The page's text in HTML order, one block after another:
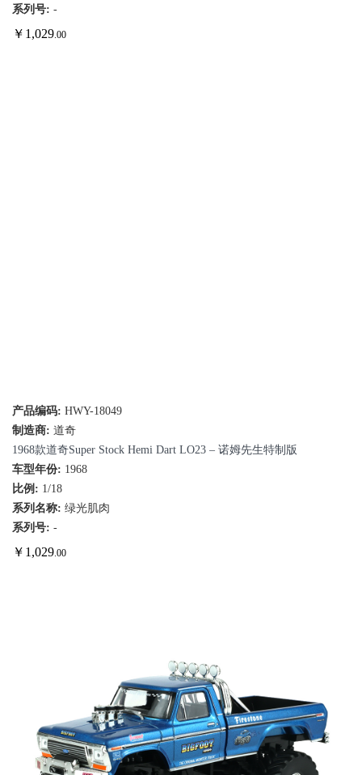
系列号: -
￥ 1,029.00
产品编码: HWY-18049
制造商: 道奇
1968款道奇Super Stock Hemi Dart LO23 – 诺姆先生特制版
车型年份: 1968
比例: 1/18
系列名称: 绿光肌肉
系列号: -
￥ 1,029.00